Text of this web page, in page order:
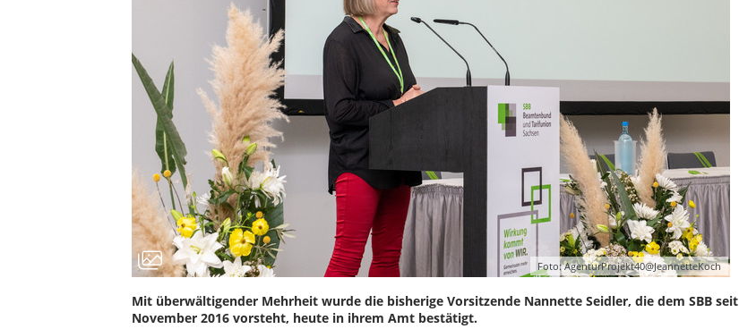
Foto: AgenturProjekt40@JeannetteKoch
Mit überwältigender Mehrheit wurde die bisherige Vorsitzende Nannette Seidler, die dem SBB seit
November 2016 vorsteht, heute in ihrem Amt bestätigt.